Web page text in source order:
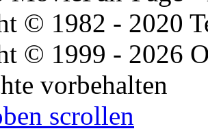
© 1982 - 2020
© 1999 - 2026
vorbehalten
scrollen